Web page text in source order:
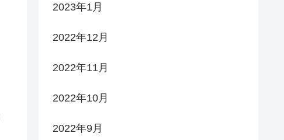
2023年1月
2022年12月
2022年11月
2022年10月
2022年9月